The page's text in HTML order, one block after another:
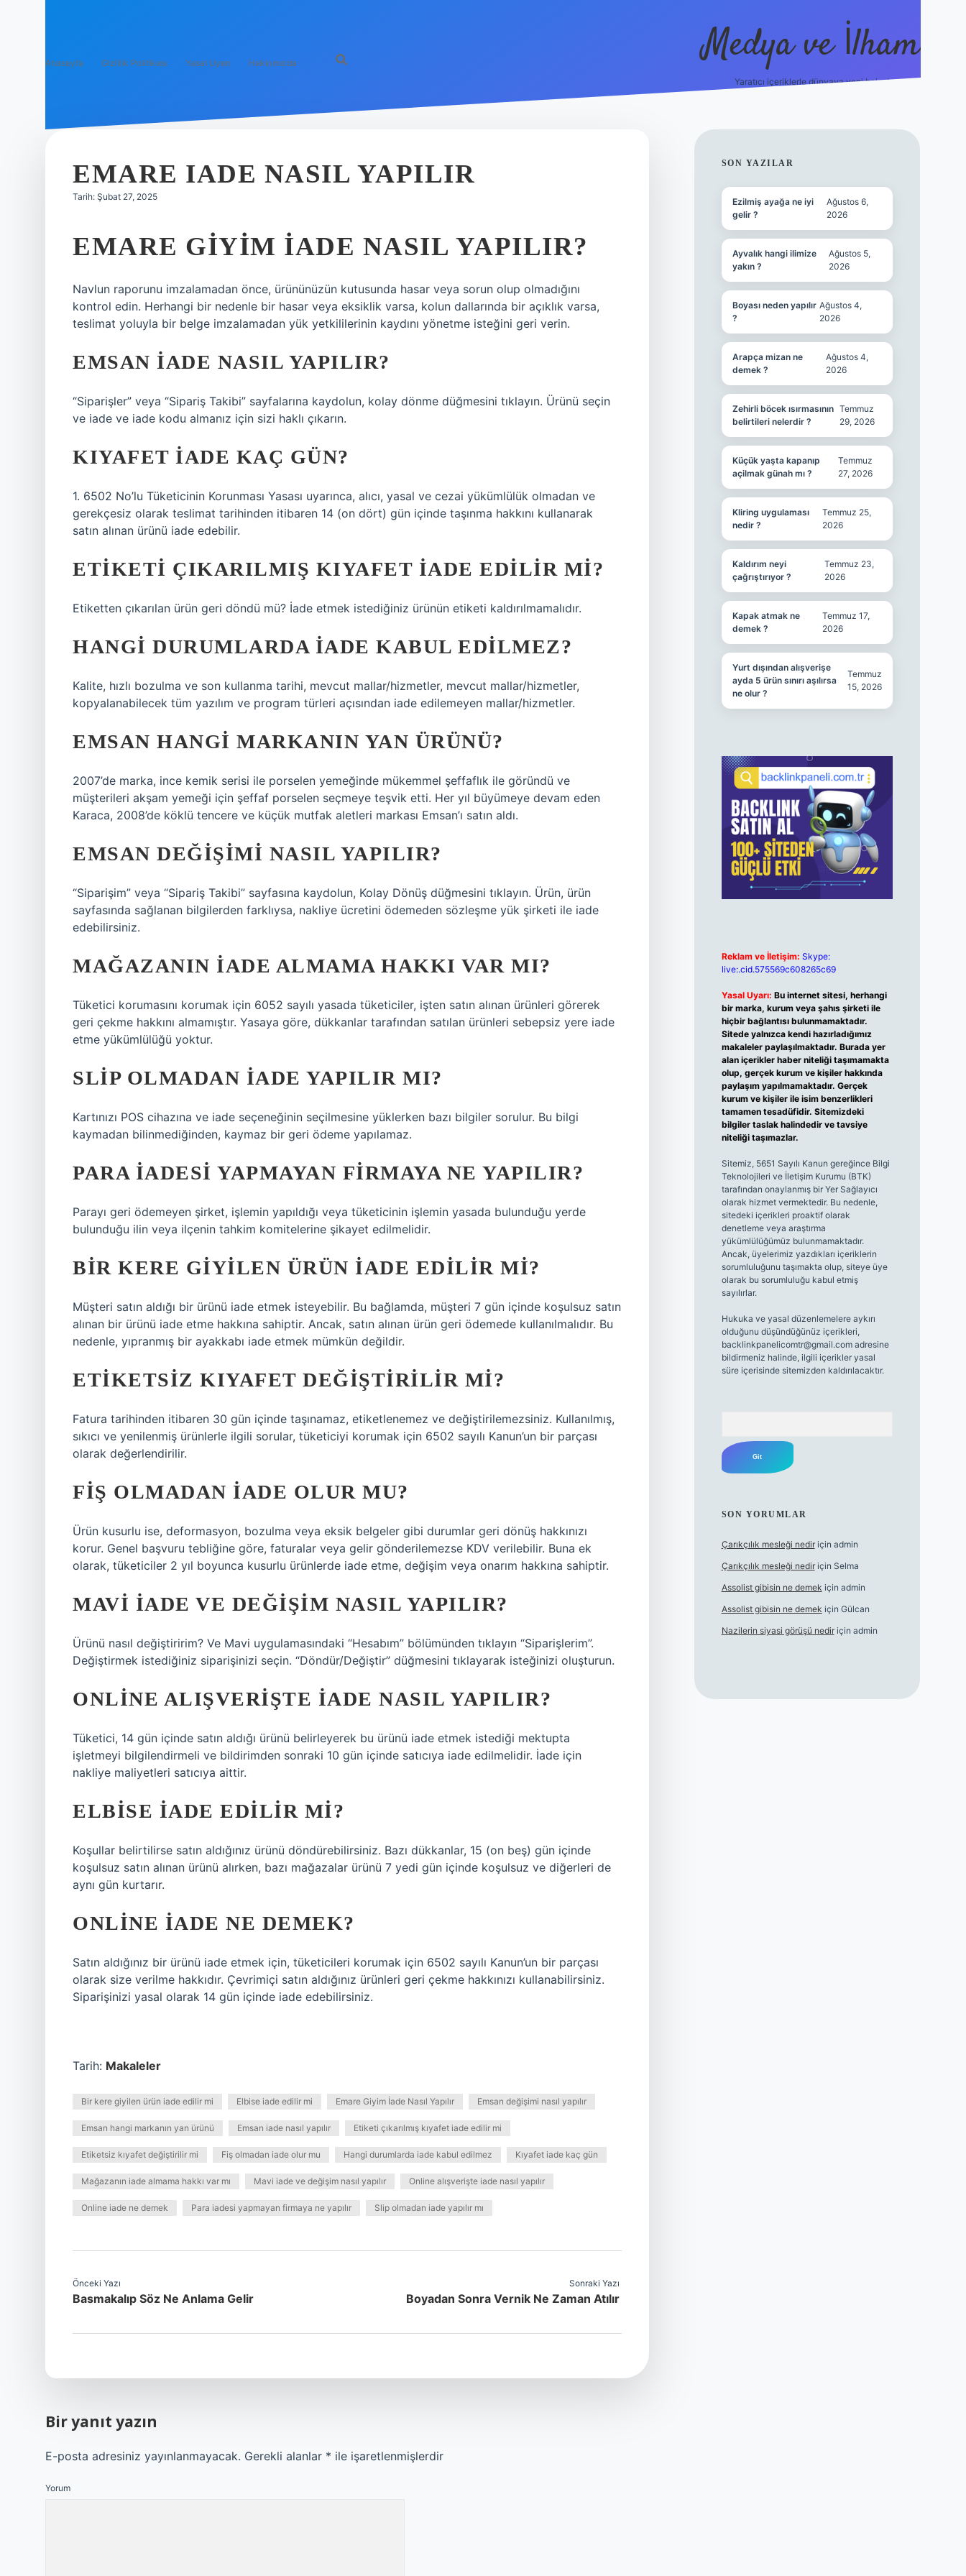
Anasayfa Gizlilik Politikası Yasal Uyarı Hakkımızda Medya ve İlham
Yaratıcı içeriklerle dünyaya yeni bakış!
EMARE IADE NASIL YAPILIR
Tarih: Şubat 27, 2025
EMARE GIYIM İADE NASIL YAPILIR?
Navlun raporunu imzalamadan önce, ürününüzün kutusunda hasar veya sorun olup olmadığını
kontrol edin. Herhangi bir nedenle bir hasar veya eksiklik varsa, kolun dallarında bir açıklık varsa,
teslimat yoluyla bir belge imzalamadan yük yetkililerinin kaydını yönetme isteğini geri verin.
EMSAN IADE NASIL YAPILIR?
“Siparişler” veya “Sipariş Takibi” sayfalarına kaydolun, kolay dönme düğmesini tıklayın. Ürünü seçin
ve iade ve iade kodu almanız için sizi haklı çıkarın.
KIYAFET IADE KAÇ GÜN?
1. 6502 No’lu Tüketicinin Korunması Yasası uyarınca, alıcı, yasal ve cezai yükümlülük olmadan ve
gerekçesiz olarak teslimat tarihinden itibaren 14 (on dört) gün içinde taşınma hakkını kullanarak
satın alınan ürünü iade edebilir.
ETIKETI ÇIKARILMIŞ KIYAFET IADE EDILIR MI?
Etiketten çıkarılan ürün geri döndü mü? İade etmek istediğiniz ürünün etiketi kaldırılmamalıdır.
HANGI DURUMLARDA IADE KABUL EDILMEZ?
Kalite, hızlı bozulma ve son kullanma tarihi, mevcut mallar/hizmetler, mevcut mallar/hizmetler,
kopyalanabilecek tüm yazılım ve program türleri açısından iade edilemeyen mallar/hizmetler.
EMSAN HANGI MARKANIN YAN ÜRÜNÜ?
2007’de marka, ince kemik serisi ile porselen yemeğinde mükemmel şeffaflık ile göründü ve
müşterileri akşam yemeği için şeffaf porselen seçmeye teşvik etti. Her yıl büyümeye devam eden
Karaca, 2008’de köklü tencere ve küçük mutfak aletleri markası Emsan’ı satın aldı.
EMSAN DEĞIŞIMI NASIL YAPILIR?
“Siparişim” veya “Sipariş Takibi” sayfasına kaydolun, Kolay Dönüş düğmesini tıklayın. Ürün, ürün
sayfasında sağlanan bilgilerden farklıysa, nakliye ücretini ödemeden sözleşme yük şirketi ile iade
edebilirsiniz.
MAĞAZANIN IADE ALMAMA HAKKI VAR MI?
Tüketici korumasını korumak için 6052 sayılı yasada tüketiciler, işten satın alınan ürünleri görerek
geri çekme hakkını almamıştır. Yasaya göre, dükkanlar tarafından satılan ürünleri sebepsiz yere iade
etme yükümlülüğü yoktur.
SLIP OLMADAN IADE YAPILIR MI?
Kartınızı POS cihazına ve iade seçeneğinin seçilmesine yüklerken bazı bilgiler sorulur. Bu bilgi
kaymadan bilinmediğinden, kaymaz bir geri ödeme yapılamaz.
PARA IADESI YAPMAYAN FIRMAYA NE YAPILIR?
Parayı geri ödemeyen şirket, işlemin yapıldığı veya tüketicinin işlemin yasada bulunduğu yerde
bulunduğu ilin veya ilçenin tahkim komitelerine şikayet edilmelidir.
BIR KERE GIYILEN ÜRÜN IADE EDILIR MI?
Müşteri satın aldığı bir ürünü iade etmek isteyebilir. Bu bağlamda, müşteri 7 gün içinde koşulsuz satın
alınan bir ürünü iade etme hakkına sahiptir. Ancak, satın alınan ürün geri ödemede kullanılmalıdır. Bu
nedenle, yıpranmış bir ayakkabı iade etmek mümkün değildir.
ETIKETSIZ KIYAFET DEĞIŞTIRILIR MI?
Fatura tarihinden itibaren 30 gün içinde taşınamaz, etiketlenemez ve değiştirilemezsiniz. Kullanılmış,
sıkıcı ve yenilenmiş ürünlerle ilgili sorular, tüketiciyi korumak için 6502 sayılı Kanun’un bir parçası
olarak değerlendirilir.
FIŞ OLMADAN IADE OLUR MU?
Ürün kusurlu ise, deformasyon, bozulma veya eksik belgeler gibi durumlar geri dönüş hakkınızı
korur. Genel başvuru tebliğine göre, faturalar veya gelir gönderilemezse KDV verilebilir. Buna ek
olarak, tüketiciler 2 yıl boyunca kusurlu ürünlerde iade etme, değişim veya onarım hakkına sahiptir.
MAVI IADE VE DEĞIŞIM NASIL YAPILIR?
Ürünü nasıl değiştiririm? Ve Mavi uygulamasındaki “Hesabım” bölümünden tıklayın “Siparişlerim”.
Değiştirmek istediğiniz siparişinizi seçin. “Döndür/Değiştir” düğmesini tıklayarak isteğinizi oluşturun.
ONLINE ALIŞVERIŞTE IADE NASIL YAPILIR?
Tüketici, 14 gün içinde satın aldığı ürünü belirleyerek bu ürünü iade etmek istediği mektupta
işletmeyi bilgilendirmeli ve bildirimden sonraki 10 gün içinde satıcıya iade edilmelidir. İade için
nakliye maliyetleri satıcıya aittir.
ELBISE IADE EDILIR MI?
Koşullar belirtilirse satın aldığınız ürünü döndürebilirsiniz. Bazı dükkanlar, 15 (on beş) gün içinde
koşulsuz satın alınan ürünü alırken, bazı mağazalar ürünü 7 yedi gün içinde koşulsuz ve diğerleri de
aynı gün kurtarır.
ONLINE IADE NE DEMEK?
Satın aldığınız bir ürünü iade etmek için, tüketicileri korumak için 6502 sayılı Kanun’un bir parçası
olarak size verilme hakkıdır. Çevrimiçi satın aldığınız ürünleri geri çekme hakkınızı kullanabilirsiniz.
Siparişinizi yasal olarak 14 gün içinde iade edebilirsiniz.
Tarih: Makaleler
Bir kere giyilen ürün iade edilir mi Elbise iade edilir mi Emare Giyim İade Nasıl Yapılır Emsan değişimi nasıl yapılır
Emsan hangi markanın yan ürünü Emsan iade nasıl yapılır Etiketi çıkarılmış kıyafet iade edilir mi
Etiketsiz kıyafet değiştirilir mi Fiş olmadan iade olur mu Hangi durumlarda iade kabul edilmez Kıyafet iade kaç gün
Mağazanın iade almama hakkı var mı Mavi iade ve değişim nasıl yapılır Online alışverişte iade nasıl yapılır
Online iade ne demek Para iadesi yapmayan firmaya ne yapılır Slip olmadan iade yapılır mı
Önceki Yazı
Basmakalıp Söz Ne Anlama Gelir
Sonraki Yazı
Boyadan Sonra Vernik Ne Zaman Atılır
Bir yanıt yazın
E-posta adresiniz yayınlanmayacak. Gerekli alanlar * ile işaretlenmişlerdir
Yorum
SIDEBAR
SON YAZILAR
Ezilmiş ayağa ne iyi
gelir ?
Ağustos 6,
2026
Ayvalık hangi ilimize
yakın ?
Ağustos 5,
2026
Boyası neden yapılır
?
Ağustos 4,
2026
Arapça mizan ne
demek ?
Ağustos 4,
2026
Zehirli böcek ısırmasının
belirtileri nelerdir ?
Temmuz
29, 2026
Küçük yaşta kapanıp
açilmak günah mı ?
Temmuz
27, 2026
Kliring uygulaması
nedir ?
Temmuz 25,
2026
Kaldırım neyi
çağrıştırıyor ?
Temmuz 23,
2026
Kapak atmak ne
demek ?
Temmuz 17,
2026
Yurt dışından alışverişe
ayda 5 ürün sınırı aşılırsa
ne olur ?
Temmuz
15, 2026
Reklam ve İletişim: Skype:
live:.cid.575569c608265c69
Yasal Uyarı: Bu internet sitesi, herhangi
bir marka, kurum veya şahıs şirketi ile
hiçbir bağlantısı bulunmamaktadır.
Sitede yalnızca kendi hazırladığımız
makaleler paylaşılmaktadır. Burada yer
alan içerikler haber niteliği taşımamakta
olup, gerçek kurum ve kişiler hakkında
paylaşım yapılmamaktadır. Gerçek
kurum ve kişiler ile isim benzerlikleri
tamamen tesadüfidir. Sitemizdeki
bilgiler taslak halindedir ve tavsiye
niteliği taşımazlar.
Sitemiz, 5651 Sayılı Kanun gereğince Bilgi
Teknolojileri ve İletişim Kurumu (BTK)
tarafından onaylanmış bir Yer Sağlayıcı
olarak hizmet vermektedir. Bu nedenle,
sitedeki içerikleri proaktif olarak
denetleme veya araştırma
yükümlülüğümüz bulunmamaktadır.
Ancak, üyelerimiz yazdıkları içeriklerin
sorumluluğunu taşımakta olup, siteye üye
olarak bu sorumluluğu kabul etmiş
sayılırlar.
Hukuka ve yasal düzenlemelere aykırı
olduğunu düşündüğünüz içerikleri,
backlinkpanelicomtr@gmail.comadresine
bildirmeniz halinde, ilgili içerikler yasal
süre içerisinde sitemizden kaldırılacaktır.
SON YORUMLAR
Çarıkçılık mesleği nediriçin admin
Çarıkçılık mesleği nediriçin Selma
Assolist gibisin ne demek için admin
Assolist gibisin ne demek için Gülcan
Nazilerin siyasi görüşü nediriçin admin